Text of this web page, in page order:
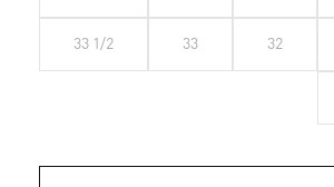
32
33
33 1/2